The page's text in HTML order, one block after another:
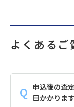
よくあるご
申込後の査
日かかりま